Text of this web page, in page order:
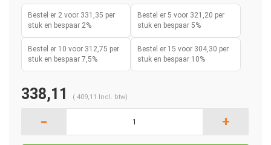
Bestel er 2 voor 331,35 per
stuk en bespaar 2%
Bestel er 5 voor 321,20 per
stuk en bespaar 5%
Bestel er 10 voor 312,75 per
stuk en bespaar 7,5%
Bestel er 15 voor 304,30 per
stuk en bespaar 10%
338,11 ( 409,11 Incl. btw)
- +